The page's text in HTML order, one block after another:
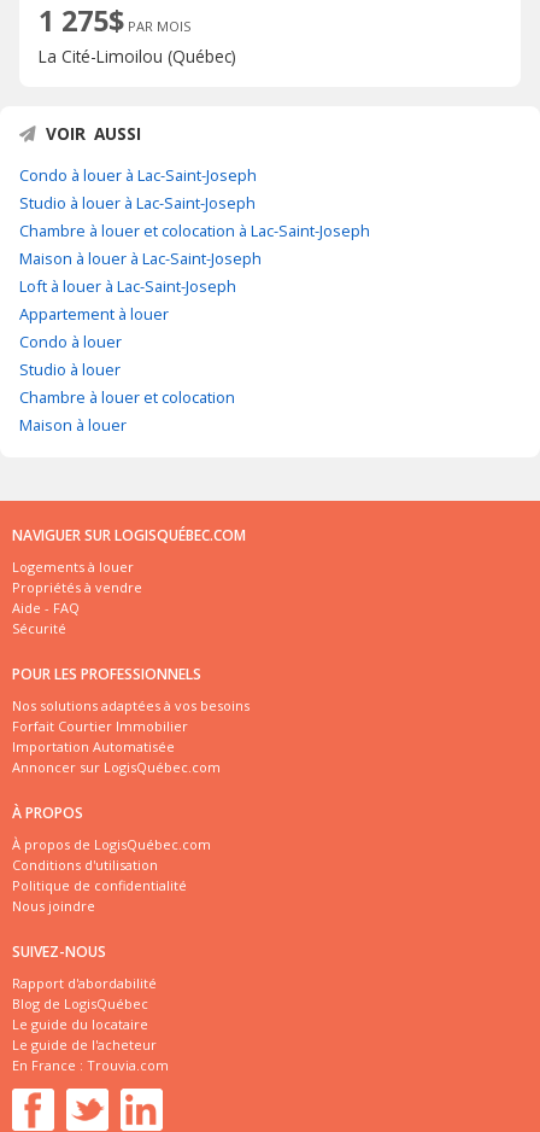
1 275$ PAR MOIS
La Cité-Limoilou (Québec)
VOIR AUSSI
Condo à louer à Lac-Saint-Joseph
Studio à louer à Lac-Saint-Joseph
Chambre à louer et colocation à Lac-Saint-Joseph
Maison à louer à Lac-Saint-Joseph
Loft à louer à Lac-Saint-Joseph
Appartement à louer
Condo à louer
Studio à louer
Chambre à louer et colocation
Maison à louer
NAVIGUER SUR LOGISQUÉBEC.COM
Logements à louer
Propriétés à vendre
Aide - FAQ
Sécurité
POUR LES PROFESSIONNELS
Nos solutions adaptées à vos besoins
Forfait Courtier Immobilier
Importation Automatisée
Annoncer sur LogisQuébec.com
À PROPOS
À propos de LogisQuébec.com
Conditions d'utilisation
Politique de confidentialité
Nous joindre
SUIVEZ-NOUS
Rapport d'abordabilité
Blog de LogisQuébec
Le guide du locataire
Le guide de l'acheteur
En France : Trouvia.com